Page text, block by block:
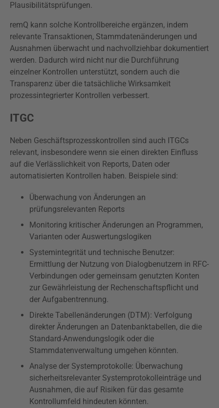
Plausibilitätsprüfungen.
remQ kann solche Kontrollbereiche ergänzen, indem
relevante Transaktionen, Stammdatenänderungen und
Ausnahmen überwacht und nachvollziehbar dokumentiert
werden. Dadurch wird nicht nur die Durchführung
einzelner Kontrollen unterstützt, sondern auch die
Transparenz über die tatsächliche Wirksamkeit
prozessintegrierter Kontrollen verbessert.
ITGC
Neben Geschäftsprozesskontrollen sind auch ITGCs
relevant, insbesondere wenn sie einen direkten Einfluss
auf die Verlässlichkeit von Reports, Daten oder
automatisierten Kontrollen haben. Beispiele sind:
Überwachung von Änderungen an
prüfungsrelevanten Reports
Monitoring kritischer Änderungen an Programmen,
Varianten oder Auswertungslogiken
Systemintegrität und technische Benutzer:
Ermittlung der Nutzung von Dialogbenutzern in RFC-
Verbindungen oder gemeinsam genutzten Konten
zur Gewährleistung der Rechenschaftspflicht und
der Aufgabentrennung.
Direkte Tabellenänderungen (DTM): Verfolgung
direkter Änderungen an Datenbanktabellen, die die
Standard-Anwendungslogik oder die
Stammdatenverwaltung umgehen könnten.
Analyse der Systemprotokolle: Überwachung
sicherheitsrelevanter Systemprotokolleinträge und
Ausnahmen, die auf Risiken für das gesamte
Kontrollumfeld hindeuten könnten.